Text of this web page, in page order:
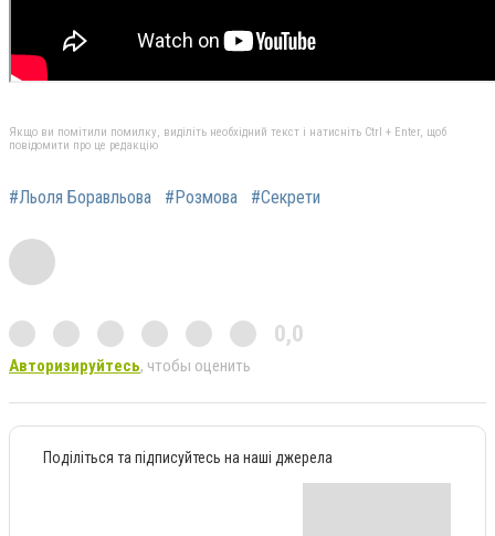
Якщо ви помітили помилку, виділіть необхідний текст і натисніть Ctrl + Enter, щоб
повідомити про це редакцію
#Льоля Боравльова #Розмова #Секрети
0,0
Авторизируйтесь, чтобы оценить
Поділіться та підписуйтесь на наші джерела